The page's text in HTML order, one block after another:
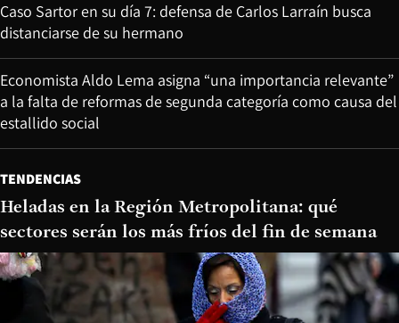
Caso Sartor en su día 7: defensa de Carlos Larraín busca
distanciarse de su hermano
Economista Aldo Lema asigna “una importancia relevante”
a la falta de reformas de segunda categoría como causa del
estallido social
TENDENCIAS
Heladas en la Región Metropolitana: qué
sectores serán los más fríos del fin de semana